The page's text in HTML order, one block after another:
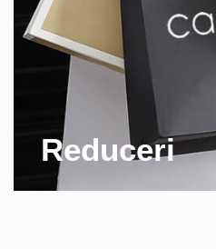
Reduceri